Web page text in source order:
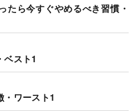
たら今すぐやめるべき習慣・
ベスト1
・ワースト1